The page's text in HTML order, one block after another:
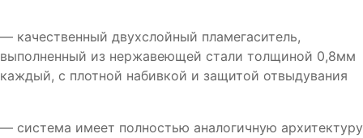
— качественный двухслойный пламегаситель,
выполненный из нержавеющей стали толщиной 0,8мм
каждый, с плотной набивкой и защитой отвыдувания
— система имеет полностью аналогичную архитектуру